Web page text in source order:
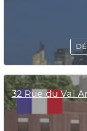
32 Rue du Val